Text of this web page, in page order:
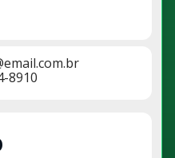
8910